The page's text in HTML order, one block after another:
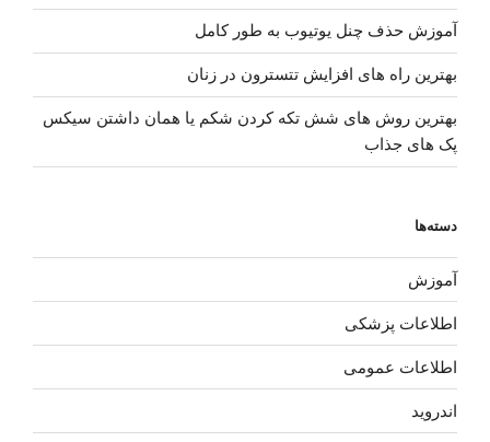
آموزش حذف چنل یوتیوب به طور کامل
بهترین راه های افزایش تتسترون در زنان
بهترین روش های شش تکه کردن شکم یا همان داشتن سیکس
پک های جذاب
دسته‌ها
آموزش
اطلاعات پزشکی
اطلاعات عمومی
اندروید